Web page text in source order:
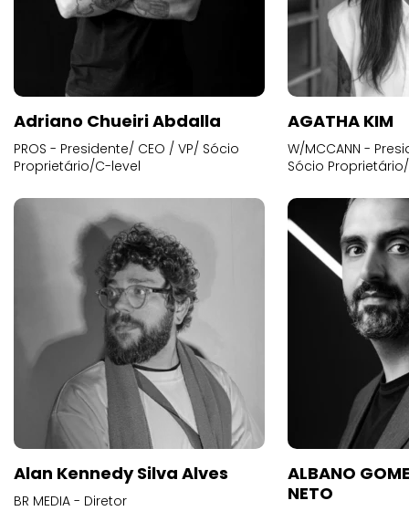
Adriano Chueiri Abdalla
PROS - Presidente/ CEO / VP/ Sócio
Proprietário/C-level
AGATHA KIM
W/MCCANN -
Sócio
Alan Kennedy Silva Alves
BR MEDIA - Diretor
ALBANO
NETO